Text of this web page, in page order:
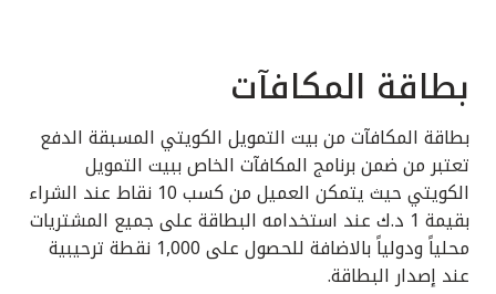
بطاقة المكافآت
بطاقة المكافآت من بيت التمويل الكويتي المسبقة الدفع
تعتبر من ضمن برنامج المكافآت الخاص ببيت التمويل
الكويتي حيث يتمكن العميل من كسب 10 نقاط عند الشراء
بقيمة 1 د.ك عند استخدامه البطاقة على جميع المشتريات
محلياً ودولياً بالاضافة للحصول على 1,000 نقطة ترحيبية
عند إصدار البطاقة.